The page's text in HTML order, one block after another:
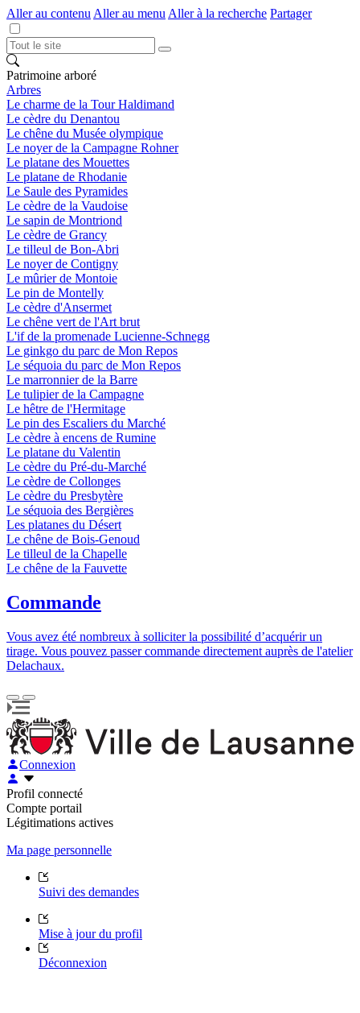
Aller au contenu Aller au menu Aller à la recherche Partager
Patrimoine arboré
Arbres
Le charme de la Tour Haldimand
Le cèdre du Denantou
Le chêne du Musée olympique
Le noyer de la Campagne Rohner
Le platane des Mouettes
Le platane de Rhodanie
Le Saule des Pyramides
Le cèdre de la Vaudoise
Le sapin de Montriond
Le cèdre de Grancy
Le tilleul de Bon-Abri
Le noyer de Contigny
Le mûrier de Montoie
Le pin de Montelly
Le cèdre d'Ansermet
Le chêne vert de l'Art brut
L'if de la promenade Lucienne-Schnegg
Le ginkgo du parc de Mon Repos
Le séquoia du parc de Mon Repos
Le marronnier de la Barre
Le tulipier de la Campagne
Le hêtre de l'Hermitage
Le pin des Escaliers du Marché
Le cèdre à encens de Rumine
Le platane du Valentin
Le cèdre du Pré-du-Marché
Le cèdre de Collonges
Le cèdre du Presbytère
Le séquoia des Bergières
Les platanes du Désert
Le chêne de Bois-Genoud
Le tilleul de la Chapelle
Le chêne de la Fauvette
Commande
Vous avez été nombreux à solliciter la possibilité d’acquérir un
tirage. Vous pouvez passer commande directement auprès de l'atelier
Delachaux.
Connexion
Profil connecté
Compte portail
Légitimations actives
Ma page personnelle
Suivi des demandes
Mise à jour du profil
Déconnexion